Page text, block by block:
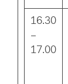
16.30
–
17.00